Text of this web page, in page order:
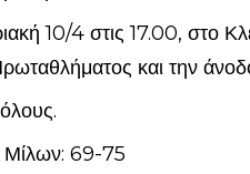
10/4 στις 17.00, στο
και την
69-75